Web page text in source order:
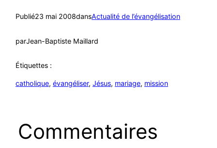
Publié23 mai 2008dansActualité de l’évangélisation
parJean-Baptiste Maillard
Étiquettes :
catholique, évangéliser, Jésus, mariage, mission
Commentaires